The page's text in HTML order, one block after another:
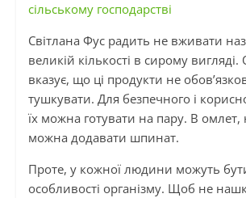
сільському господарстві
Світлана Фус радить не вживати
великій кількості в сирому
вказує, що ці продукти не
тушкувати. Для безпечного і
їх можна готувати на пару. В омлет,
можна додавати шпинат.
Проте, у кожної людини можуть
особливості організму. Щоб не